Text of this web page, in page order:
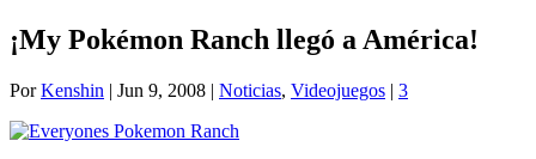
¡My Pokémon Ranch llegó a América!
PorKenshin | Jun 9, 2008 | Noticias, Videojuegos | 3